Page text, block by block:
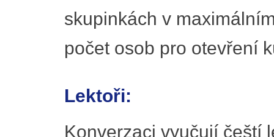
skupinkách v
počet osob pro otevření
Lektoři:
Konverzaci vyučují čeští